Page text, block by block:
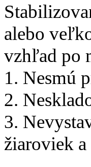
alebo
vzhľad po
1. Nesmú
2.
3.
žiaroviek